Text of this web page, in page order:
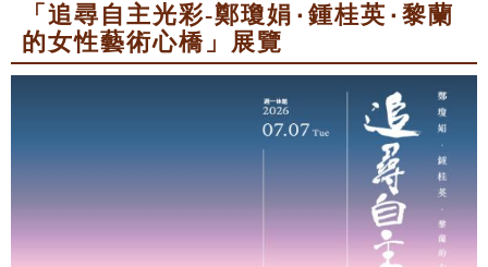
「追尋自主光彩-鄭瓊娟۰鍾桂英۰黎蘭
的女性藝術心橋」展覽